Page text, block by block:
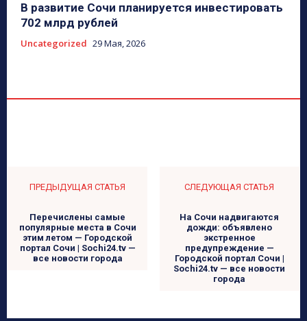
В развитие Сочи планируется инвестировать
702 млрд рублей
Uncategorized 29 Мая, 2026
ПРЕДЫДУЩАЯ СТАТЬЯ
Перечислены самые
популярные места в Сочи
этим летом — Городской
портал Сочи | Sochi24.tv —
все новости города
СЛЕДУЮЩАЯ СТАТЬЯ
На Сочи надвигаются
дожди: объявлено
экстренное
предупреждение —
Городской портал Сочи |
Sochi24.tv — все новости
города